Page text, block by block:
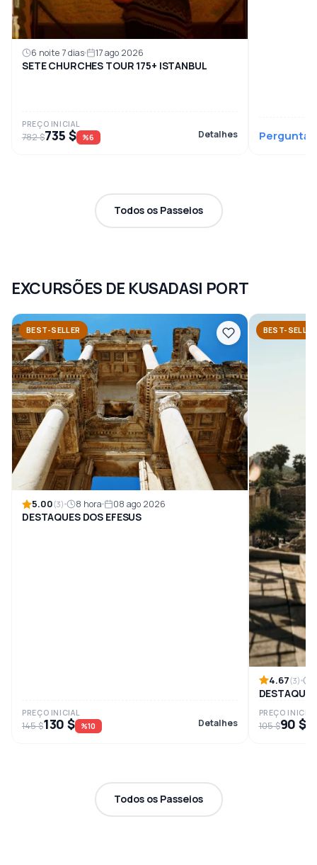
6 noite 7 dias 17 ago 2026
SETE CHURCHES TOUR 175+ ISTANBUL
PREÇO INICIAL
782 $735 $ %6 Detalhes Perguntar
Todos os Passeios
EXCURSÕES DE KUSADASI PORT
BEST-SELLER
5.00(3) 8 hora 08 ago 2026
DESTAQUES DOS EFESUS
PREÇO INICIAL
145 $130 $ %10 Detalhes
BEST-SELLER
4.67(3)
PREÇO INICIAL
105 $90 $
Todos os Passeios